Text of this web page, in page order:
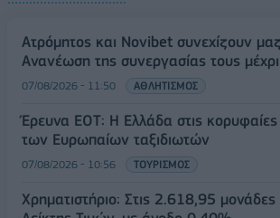
Ατρόμητος και Novibet συνεχίζουν
Ανανέωση της συνεργασίας τους
07/08/2026 - 11:50 ΑΘΛΗΤΙΣΜΟΣ
Έρευνα ΕΟΤ: Η Ελλάδα στις κορυφαίες
των Ευρωπαίων ταξιδιωτών
07/08/2026 - 10:56 ΤΟΥΡΙΣΜΟΣ
Χρηματιστήριο: Στις 2.618,95 μονάδες